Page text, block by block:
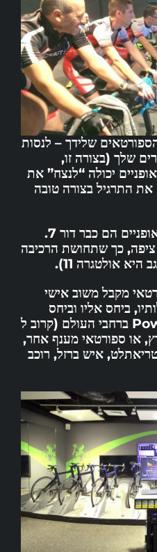
שלידך – לנסות
שלך (בצורה זו,
יכולה “לנצח” את
התרגיל בצורה טובה
3. המכשירים מדויקים. האופניים הם כבר דור 7.
כך שתחושת הרכיבה
אולטגרה 11).
מקבל משוב אישי
ביחס אליו וביחס
לשאר לקוחות PowerWatts ברחבי העולם (קרוב ל
רץ, או ספורטאי מענף אחר,
איש ברזל, רוכב